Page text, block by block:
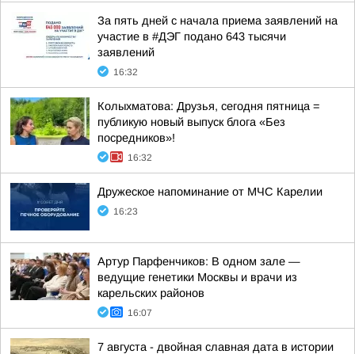
За пять дней с начала приема заявлений на
участие в #ДЭГ подано 643 тысячи
заявлений
16:32
Колыхматова: Друзья, сегодня пятница =
публикую новый выпуск блога «Без
посредников»!
16:32
Дружеское напоминание от МЧС Карелии
16:23
Артур Парфенчиков: В одном зале —
ведущие генетики Москвы и врачи из
карельских районов
16:07
7 августа - двойная славная дата в истории